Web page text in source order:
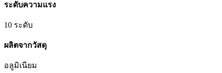
ระดับความแรง
10 ระดับ
ผลิตจากวัสดุ
อลูมิเนียม